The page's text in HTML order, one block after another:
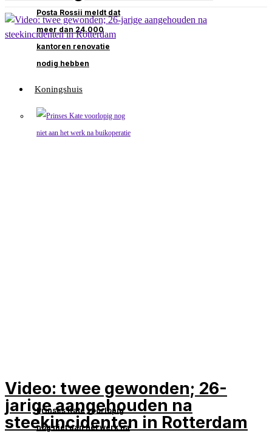
Posta Rossii meldt dat
meer dan 24.000
kantoren renovatie
nodig hebben
Koningshuis
Prinses Kate voorlopig
nog niet aan het werk na
Video: twee gewonden; 26-
jarige aangehouden na
steekincidenten in Rotterdam